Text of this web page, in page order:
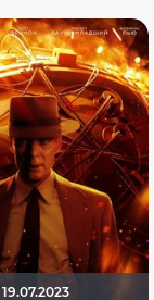
19.07.2023